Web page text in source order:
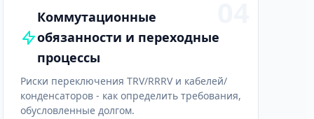
Коммутационные
обязанности и переходные
процессы
Риски переключения TRV/RRRV и кабелей/
конденсаторов - как определить требования,
обусловленные долгом.